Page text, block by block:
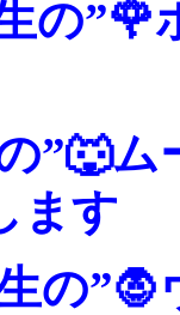
の”🌹
”🐺ム
ます
の”🧛